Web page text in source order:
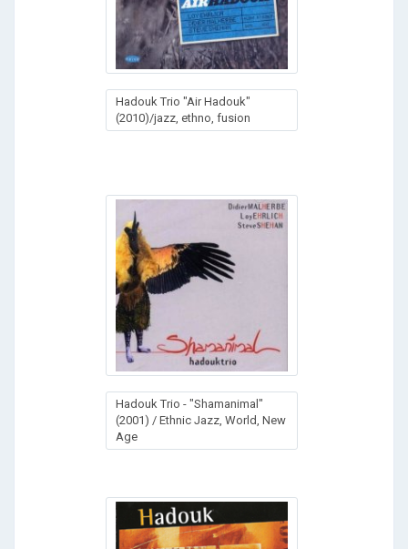
Hadouk Trio "Air Hadouk"
(2010)/jazz, ethno, fusion
Hadouk Trio - "Shamanimal"
(2001) / Ethnic Jazz, World, New
Age